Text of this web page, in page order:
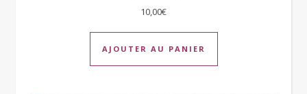
10,00€
AJOUTER AU PANIER